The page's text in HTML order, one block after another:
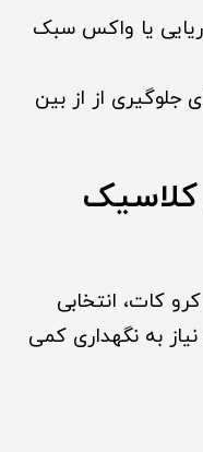
یا واکس سبک
۶ هفته برای جلوگیری از از بین
کات، انتخابی
به نگهداری کمی